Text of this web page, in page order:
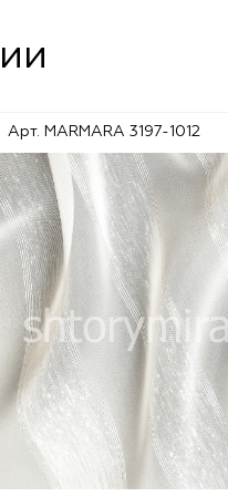
Арт. MARMARA 3197-1012